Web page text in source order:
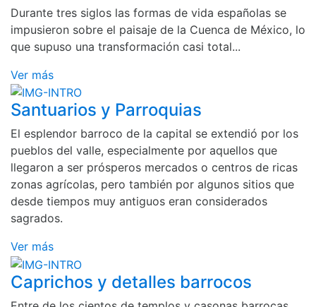
Durante tres siglos las formas de vida españolas se
impusieron sobre el paisaje de la Cuenca de México, lo
que supuso una transformación casi total...
Ver más
Santuarios y Parroquias
El esplendor barroco de la capital se extendió por los
pueblos del valle, especialmente por aquellos que
llegaron a ser prósperos mercados o centros de ricas
zonas agrícolas, pero también por algunos sitios que
desde tiempos muy antiguos eran considerados
sagrados.
Ver más
Caprichos y detalles barrocos